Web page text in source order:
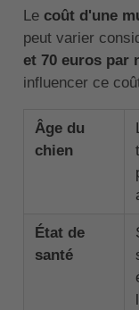
Le coût d'une
peut varier
et 70 euros par
influencer ce
Âge du
chien
État de
santé